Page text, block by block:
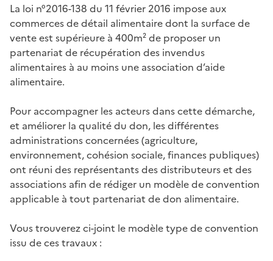
La loi n°2016-138 du 11 février 2016 impose aux
commerces de détail alimentaire dont la surface de
vente est supérieure à 400m² de proposer un
partenariat de récupération des invendus
alimentaires à au moins une association d’aide
alimentaire.
Pour accompagner les acteurs dans cette démarche,
et améliorer la qualité du don, les différentes
administrations concernées (agriculture,
environnement, cohésion sociale, finances publiques)
ont réuni des représentants des distributeurs et des
associations afin de rédiger un modèle de convention
applicable à tout partenariat de don alimentaire.
Vous trouverez ci-joint le modèle type de convention
issu de ces travaux :